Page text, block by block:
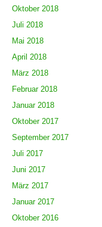
Oktober 2018
Juli 2018
Mai 2018
April 2018
März 2018
Februar 2018
Januar 2018
Oktober 2017
September 2017
Juli 2017
Juni 2017
März 2017
Januar 2017
Oktober 2016